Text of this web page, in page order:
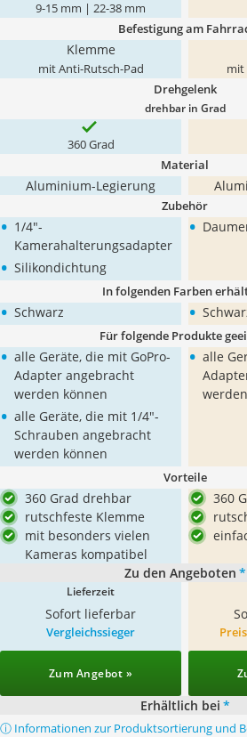
9-15 mm | 22-38 mm
Befestigung am
Klemme
mit Anti-Rutsch-Pad mit
Drehgelenk
drehbar in Grad
360 Grad
Material
Aluminium-Legierung
Zubehör
• 1/4"-
Kamerahalterungsadapter
• Silikondichtung
•
In folgenden Farben
• Schwarz •
Für folgende Produkte
• alle Geräte, die mit GoPro-
Adapter angebracht
werden können
• alle Geräte, die mit 1/4"-
Schrauben angebracht
werden können
• alle
Vorteile
360 Grad drehbar
rutschfeste Klemme
mit besonders vielen
Kameras kompatibel
360
Zu den Angeboten *
Lieferzeit
Sofort lieferbar
Vergleichssieger
Zum Angebot »
Erhältlich bei *
ⓘ Informationen zur Produktsortierung und